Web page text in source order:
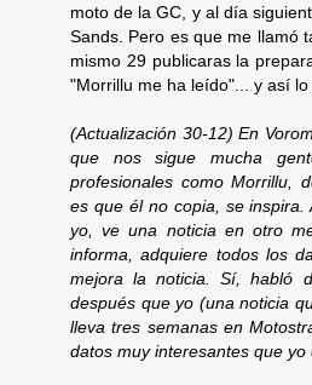
moto de la GC, y al día
Sands. Pero es que me llamó
mismo 29 publicaras la
"Morrillu me ha leído"... y así lo
(Actualización 30-12) En
que nos sigue mucha
profesionales como Morrillu,
es que él no copia, se
yo, ve una noticia en otro
informa, adquiere todos los
mejora la noticia. Sí, habló
después que yo (una noticia
lleva tres semanas en
datos muy interesantes que yo